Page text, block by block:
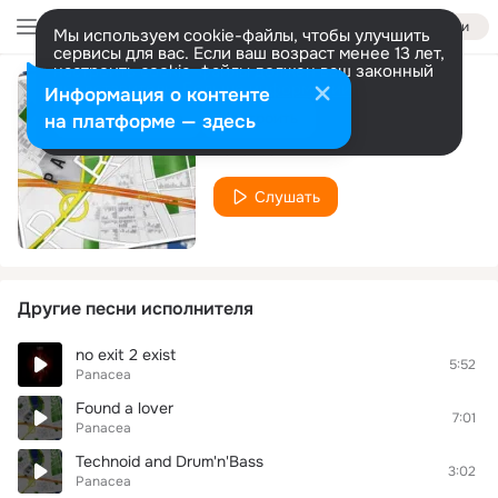
Войти
Мы используем cookie-файлы, чтобы улучшить
сервисы для вас. Если ваш возраст менее 13 лет,
настроить cookie-файлы должен ваш законный
представитель. Больше информации
Разрешить все Настроить
Headstone Shuffle
Panacea
Слушать
Другие песни исполнителя
no exit 2 exist
Panacea
5:52
Found a lover
Panacea
7:01
Technoid and Drum'n'Bass
Panacea
3:02
Информация о контенте
на платформе — здесь